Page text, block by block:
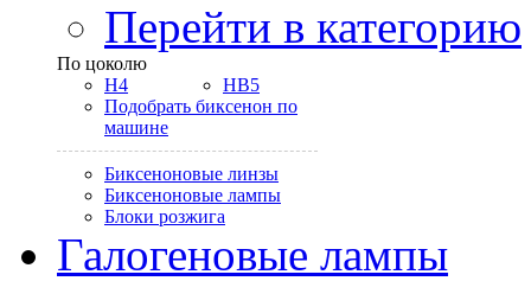
Перейти в категорию
По цоколю
H4
HB5
Подобрать биксенон по
машине
Биксеноновые линзы
Биксеноновые лампы
Блоки розжига
Галогеновые лампы